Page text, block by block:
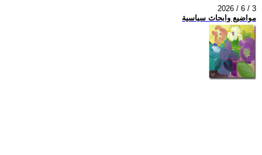
2026 / 6 / 3
مواضيع وابحاث سياسية